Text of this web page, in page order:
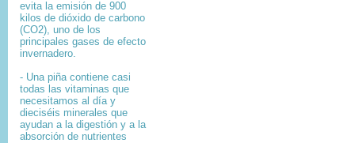
evita la emisión de 900
kilos de dióxido de carbono
(CO2), uno de los
principales gases de efecto
invernadero.
- Una piña contiene casi
todas las vitaminas que
necesitamos al día y
dieciséis minerales que
ayudan a la digestión y a la
absorción de nutrientes